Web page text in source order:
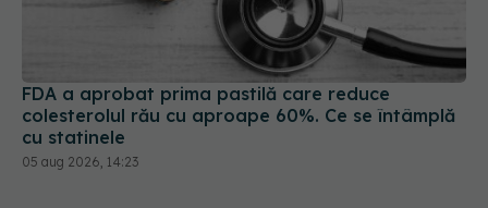
FDA a aprobat prima pastilă care reduce
colesterolul rău cu aproape 60%. Ce se întâmplă
cu statinele
05 aug 2026, 14:23